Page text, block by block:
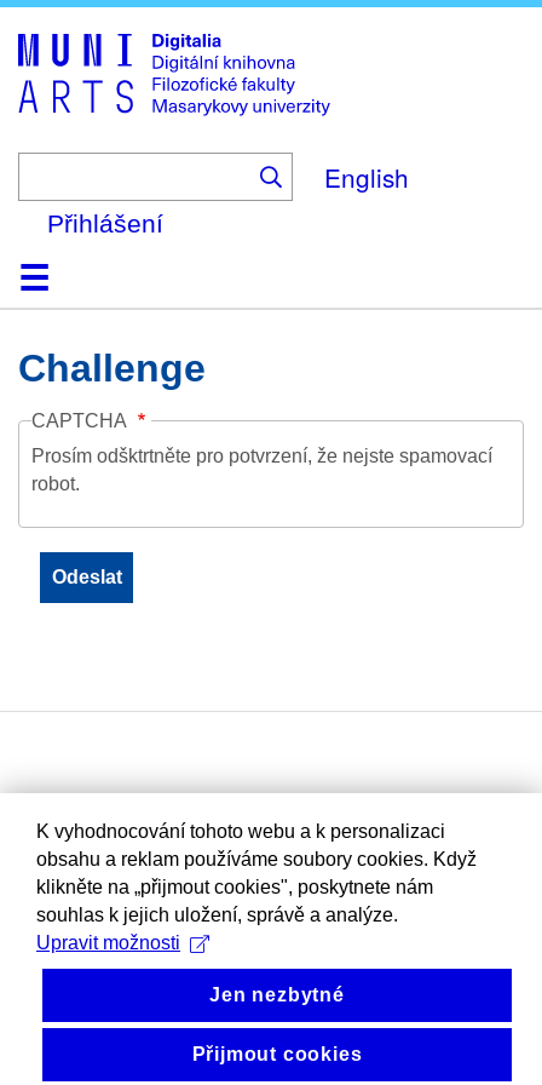
to
main
content
English
Přihlášení
DomůKolekce
Prohlížení
Vyhledávání
O platformě
Nápověda
KontaktDigitalia
Challenge
CAPTCHA
Prosím odšktrtněte pro potvrzení, že nejste spamovací
robot.
K vyhodnocování tohoto webu a k personalizaci
obsahu a reklam používáme soubory cookies. Když
klikněte na „přijmout cookies", poskytnete nám
souhlas k jejich uložení, správě a analýze.
Upravit možnosti
Jen nezbytné
Přijmout cookies